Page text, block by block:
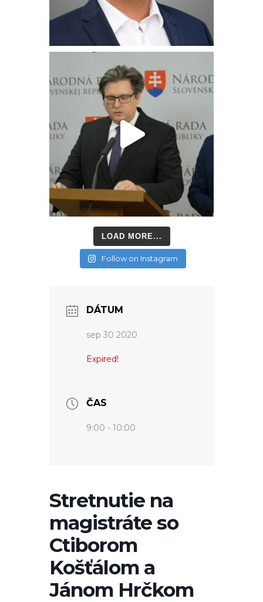
LOAD MORE...
Follow on Instagram
DÁTUM
sep 30 2020
Expired!
ČAS
9:00 - 10:00
Stretnutie na
magistráte so
Ctiborom
Košťálom a
Jánom Hrčkom